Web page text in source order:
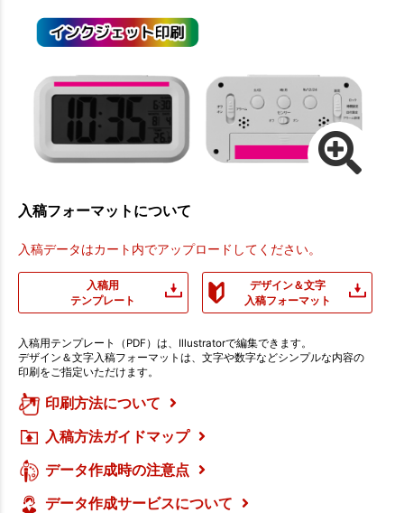
入稿フォーマットについて
入稿データはカート内でアップロードしてください。
入稿用
テンプレート
デザイン＆文字
入稿フォーマット
入稿用テンプレート（PDF）は、Illustratorで編集できます。
デザイン＆文字入稿フォーマットは、文字や数字などシンプルな内容の
印刷をご指定いただけます。
印刷方法について
入稿方法ガイドマップ
データ作成時の注意点
データ作成サービスについて